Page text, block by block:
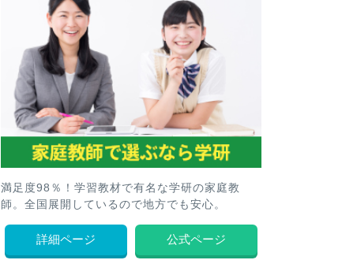
満足度98％！学習教材で有名な学研の家庭教
師。全国展開しているので地方でも安心。
詳細ページ 公式ページ